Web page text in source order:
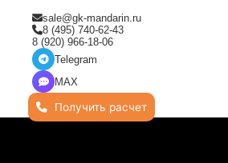
sale@gk-mandarin.ru
8 (495) 740-62-43
8 (920) 966-18-06
Telegram
MAX
Получить расчет